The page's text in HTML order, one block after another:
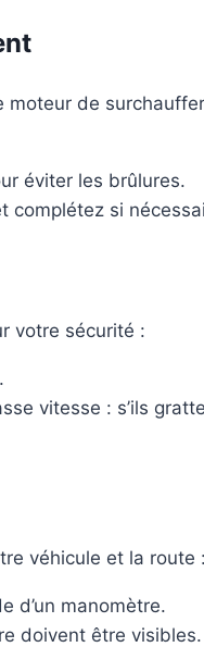
de
éviter les brûlures.
complétez si
votre sécurité :
vitesse : s’ils
véhicule et la route
d’un manomètre.
doivent être visibles.